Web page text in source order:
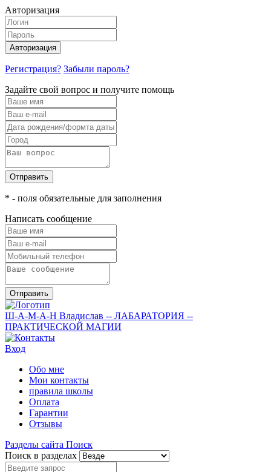
Авторизация
Авторизация
Регистрация? Забыли пароль?
Задайте свой вопрос и получите помощь
Отправить
* - поля обязательные для заполнения
Написать сообщение
Отправить
Ш-А-М-А-Н Владислав -- ЛАБАРАТОРИЯ --
ПРАКТИЧЕСКОЙ МАГИИ
Вход
Обо мне
Мои контакты
правила школы
Оплата
Гарантии
Отзывы
Разделы сайта Поиск
Поиск в разделах